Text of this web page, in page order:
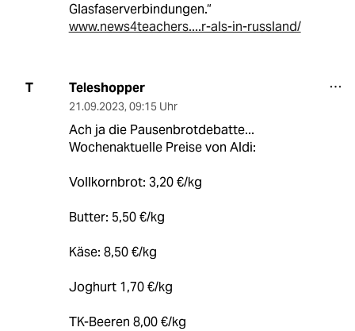
Glasfaserverbindungen.“
www.news4teachers....r-als-in-russland/
T Teleshopper
21.09.2023, 09:15 Uhr
Ach ja die Pausenbrotdebatte...
Wochenaktuelle Preise von Aldi:
Vollkornbrot: 3,20 €/kg
Butter: 5,50 €/kg
Käse: 8,50 €/kg
Joghurt 1,70 €/kg
TK-Beeren 8,00 €/kg